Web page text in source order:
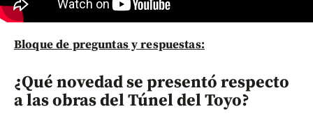
Bloque de preguntas y respuestas:
¿Qué novedad se presentó respecto
a las obras del Túnel del Toyo?